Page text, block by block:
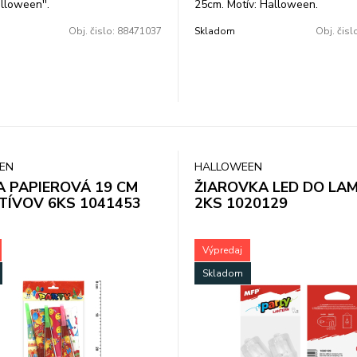
Obj. čislo: 88471037
25cm. Motív: Halloween.
Skladom Obj.
PAPIEROVÁ 19 CM
6KS 1041453
HALLOWEEN
ŽIAROVKA LED DO
2KS 1020129
Výpredaj
Skladom